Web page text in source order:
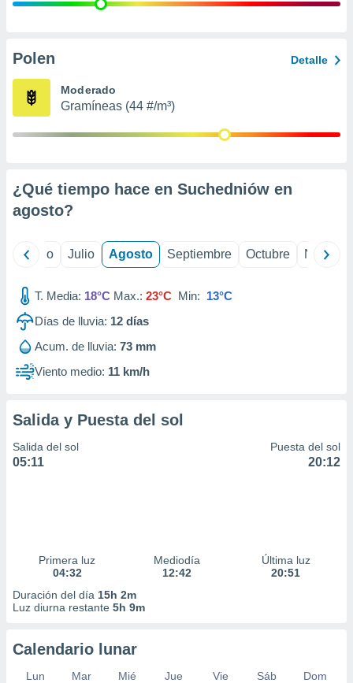
publicidad
de
Polen Detalle
Moderado
Gramíneas (44 #/m³)
¿Qué tiempo hace en Suchedniów en
agosto?
Junio Julio Agosto Septiembre Octubre
T. Media: 18°C Max.: 23°C Min: 13°C
Días de lluvia: 12 días
Acum. de lluvia: 73 mm
Viento medio: 11 km/h
Salida y Puesta del sol
Salida del sol
05:11
Puesta del sol
20:12
Primera luz
04:32
Mediodía
12:42
Última luz
20:51
Duración del día 15h 2m
Luz diurna restante 5h 9m
Calendario lunar
Lun Mar Mié Jue Vie Sáb
Dom